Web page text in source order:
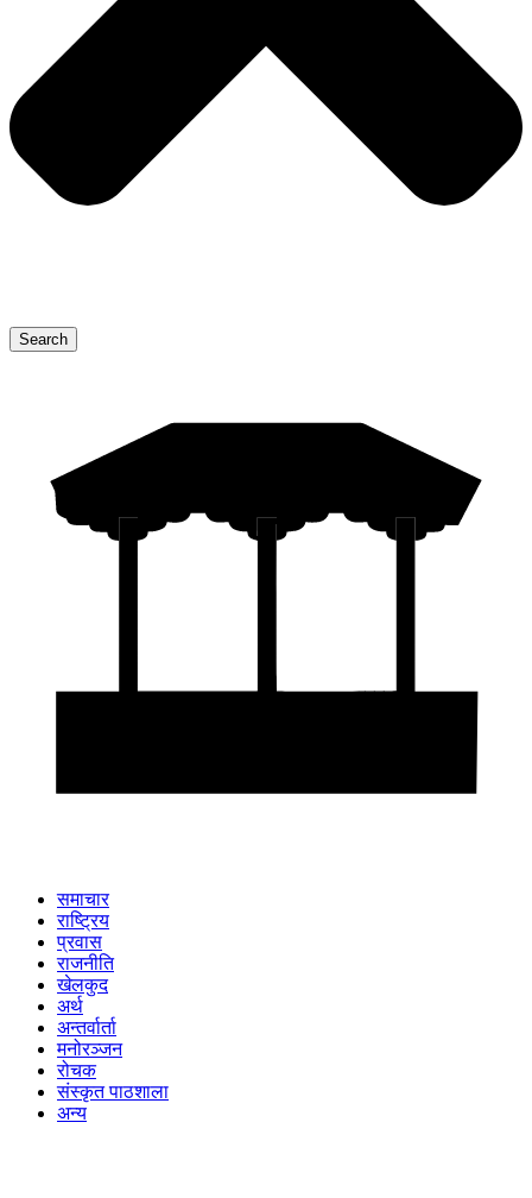
Search
समाचार
राष्ट्रिय
प्रवास
राजनीति
खेलकुद
अर्थ
अन्तर्वार्ता
मनोरञ्जन
रोचक
संस्कृत पाठशाला
अन्य